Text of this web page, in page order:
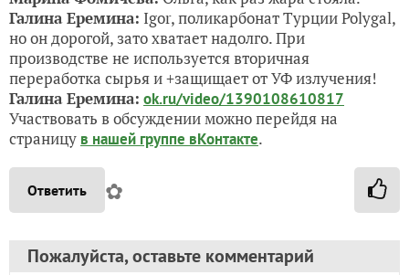
Галина Еремина: Igor, поликарбонат Турции Polygal,
но он дорогой, зато хватает надолго. При
производстве не используется вторичная
переработка сырья и +защищает от УФ излучения!
Галина Еремина: ok.ru/video/1390108610817
Участвовать в обсуждении можно перейдя на
страницу в нашей группе вКонтакте.
Ответить ✿
Пожалуйста, оставьте комментарий